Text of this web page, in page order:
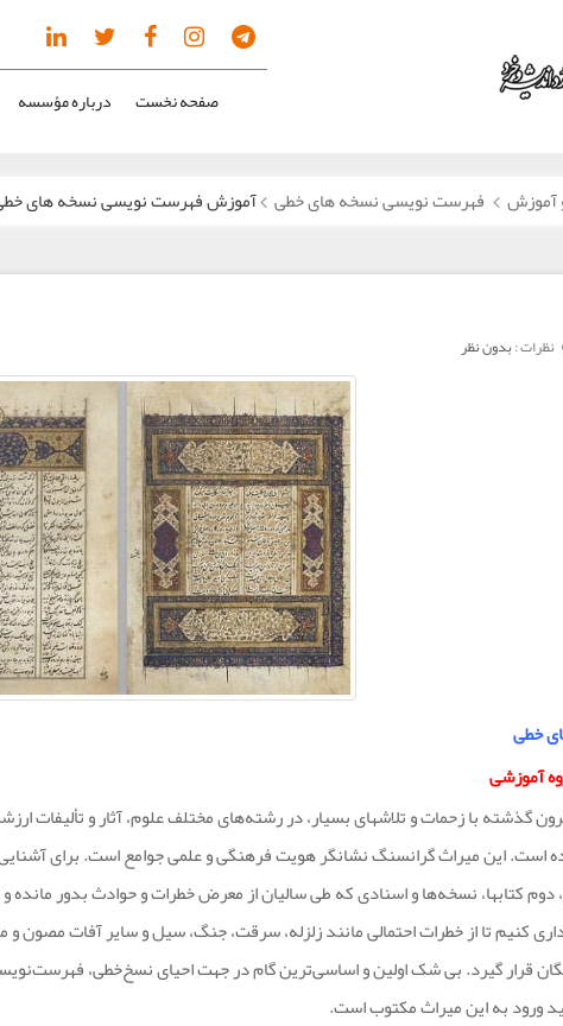
صفحه نخست درباره مؤسسه
آموزش فهرست نویسی نسخه های خطی آموزش فهرست نویسی نسخه های
نظرات :بدون نظر
خطی
آموزشی
گذشته با زحمات و تلاشهای بسیار، در رشته‌های مختلف علوم، آثار و تألیفات
این میراث گرانسنگ نشانگر هویت فرهنگی و علمی جوامع است. برای آشنایی
دوم کتابها، نسخه‌ها و اسنادی که طی سالیان از معرض خطرات و حوادث بدور
کنیم تا از خطرات احتمالی مانند زلزله، سرقت، جنگ، سیل و سایر آفات مصون و
قرار گیرد. بی شک اولین و اساسی‌ترین گام در جهت احیای نسخ‌خطی،
ورود به این میراث مکتوب است.